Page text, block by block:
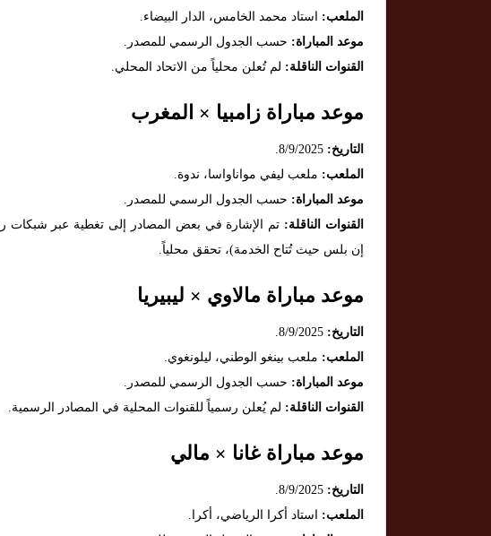
الملعب: استاد محمد الخامس، الدار البيضاء.
موعد المباراة: حسب الجدول الرسمي للمصدر.
القنوات الناقلة: لم تُعلن محلياً من الاتحاد المحلي.
موعد مباراة زامبيا × المغرب
التاريخ:
الملعب: ملعب ليفي مواناواسا، ندوة.
موعد المباراة: حسب الجدول الرسمي للمصدر.
القنوات الناقلة: تم الإشارة في بعض المصادر إلى تغطية عبر
إن بلس حيث تُتاح الخدمة)، تحقق محلياً.
موعد مباراة مالاوي × ليبيريا
التاريخ:
الملعب: ملعب بينغو الوطني، ليلونغوي.
موعد المباراة: حسب الجدول الرسمي للمصدر.
القنوات الناقلة: لم يُعلن رسمياً للقنوات المحلية في المصادر الرسمية.
موعد مباراة غانا × مالي
التاريخ:
الملعب: استاد أكرا الرياضي، أكرا.